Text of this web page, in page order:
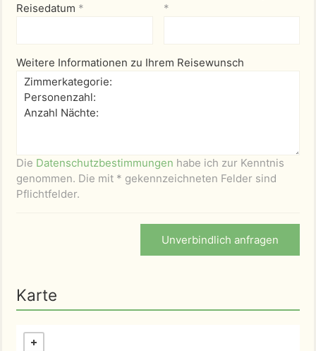
Reisedatum *
*
Weitere Informationen zu Ihrem Reisewunsch
Die Datenschutzbestimmungen habe ich zur Kenntnis
genommen. Die mit * gekennzeichneten Felder sind
Pflichtfelder.
Unverbindlich anfragen
Karte